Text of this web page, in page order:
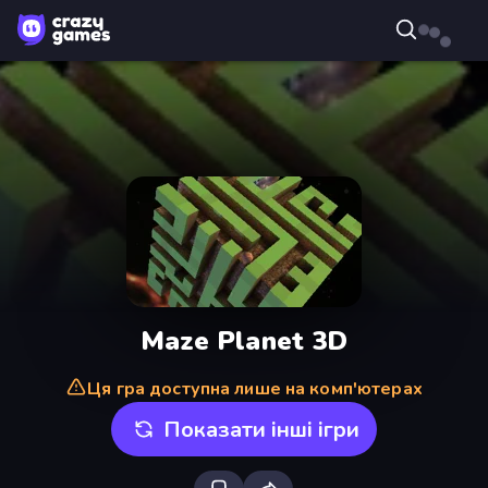
Maze Planet 3D
Ця гра доступна лише на комп'ютерах
Показати інші ігри